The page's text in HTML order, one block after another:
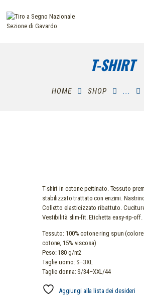
T-SHIRT
HOME SHOP ...
CORSI
T-shirt in cotone pettinato. Tessuto
stabilizzato trattato con enzimi.
Colletto elasticizzato ribattuto.
Vestibilità slim-fit. Etichetta easy-rip-off.
Tessuto: 100% cotone ring spun (colore
cotone, 15% viscosa)
Peso: 180 g/m2
Taglie uomo: S–3XL
Taglie donna: S/34–XXL/44
Aggiungi alla lista dei desideri